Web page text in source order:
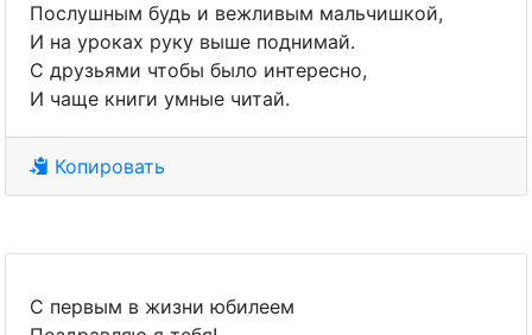
Послушным будь и вежливым мальчишкой,
И на уроках руку выше поднимай.
С друзьями чтобы было интересно,
И чаще книги умные читай.
Копировать
С первым в жизни юбилеем